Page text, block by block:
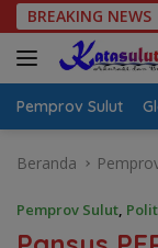
Langsung
ke
konten
BREAKING NEWS
Krisis Air
Pemprov Sulut
Beranda
Pemprov Sulut,